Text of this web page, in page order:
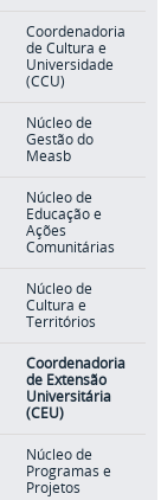
Coordenadoria
de Cultura e
Universidade
(CCU)
Núcleo de
Gestão do
Measb
Núcleo de
Educação e
Ações
Comunitárias
Núcleo de
Cultura e
Territórios
Coordenadoria
de Extensão
Universitária
(CEU)
Núcleo de
Programas e
Projetos